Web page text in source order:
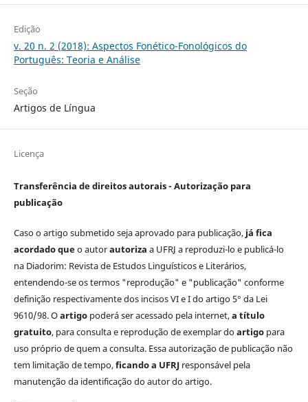
Edição
v. 20 n. 2 (2018): Aspectos Fonético-Fonológicos do
Português: Teoria e Análise
Seção
Artigos de Língua
Licença
Transferência de direitos autorais - Autorização para
publicação
Caso o artigo submetido seja aprovado para publicação, já fica
acordado queo autorautoriza a UFRJ a reproduzi-lo e publicá-lo
na Diadorim: Revista de Estudos Linguísticos e Literários,
entendendo-se os termos "reprodução" e "publicação" conforme
definição respectivamente dos incisos VI e I do artigo 5° da Lei
9610/98. Oartigopoderá ser acessado pela internet,a título
gratuito, para consulta e reprodução de exemplar doartigopara
uso próprio de quem a consulta. Essa autorização de publicação não
tem limitação de tempo,ficando a UFRJresponsável pela
manutenção da identificação do autor do artigo.